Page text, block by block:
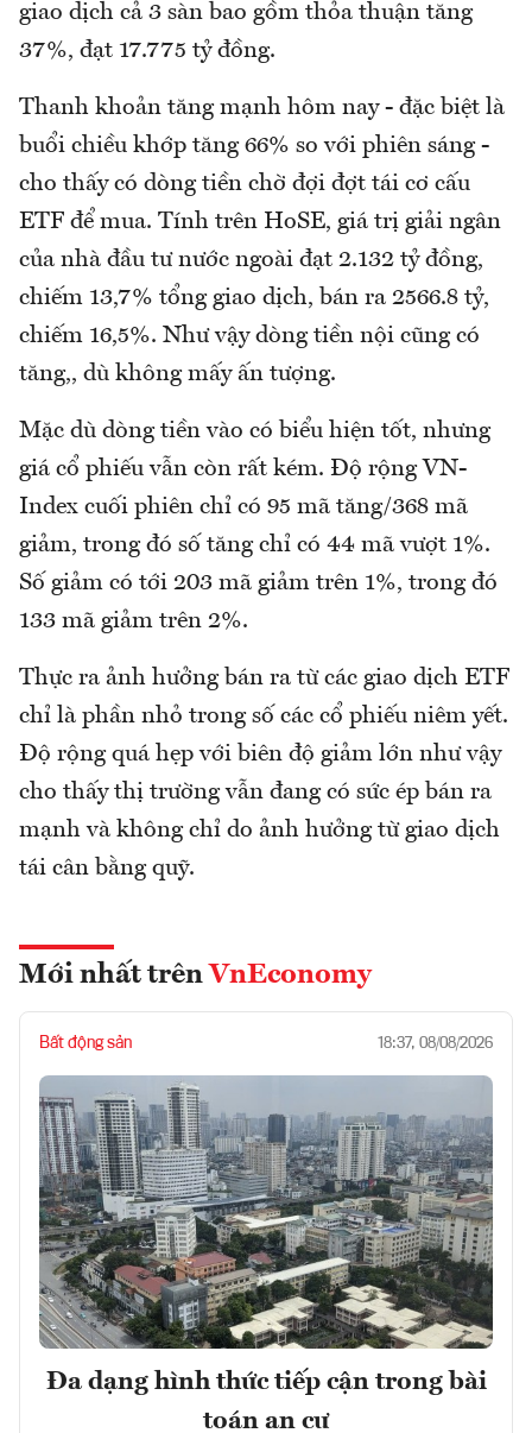
giao dịch cả 3 sàn bao gồm thỏa thuận tăng
37%, đạt 17.775 tỷ đồng.
Thanh khoản tăng mạnh hôm nay - đặc biệt là
buổi chiều khớp tăng 66% so với phiên sáng -
cho thấy có dòng tiền chờ đợi đợt tái cơ cấu
ETF để mua. Tính trên HoSE, giá trị giải ngân
của nhà đầu tư nước ngoài đạt 2.132 tỷ đồng,
chiếm 13,7% tổng giao dịch, bán ra 2566.8 tỷ,
chiếm 16,5%. Như vậy dòng tiền nội cũng có
tăng,, dù không mấy ấn tượng.
Mặc dù dòng tiền vào có biểu hiện tốt, nhưng
giá cổ phiếu vẫn còn rất kém. Độ rộng VN-
Index cuối phiên chỉ có 95 mã tăng/368 mã
giảm, trong đó số tăng chỉ có 44 mã vượt 1%.
Số giảm có tới 203 mã giảm trên 1%, trong đó
133 mã giảm trên 2%.
Thực ra ảnh hưởng bán ra từ các giao dịch ETF
chỉ là phần nhỏ trong số các cổ phiếu niêm yết.
Độ rộng quá hẹp với biên độ giảm lớn như vậy
cho thấy thị trường vẫn đang có sức ép bán ra
mạnh và không chỉ do ảnh hưởng từ giao dịch
tái cân bằng quỹ.
Mới nhất trên VnEconomy
Bất động sản 18:37, 08/08/2026
Đa dạng hình thức tiếp cận trong bài
toán an cư